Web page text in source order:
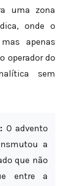
uma zona
onde o
apenas
operador do
sem
O advento
a
que não
entre a